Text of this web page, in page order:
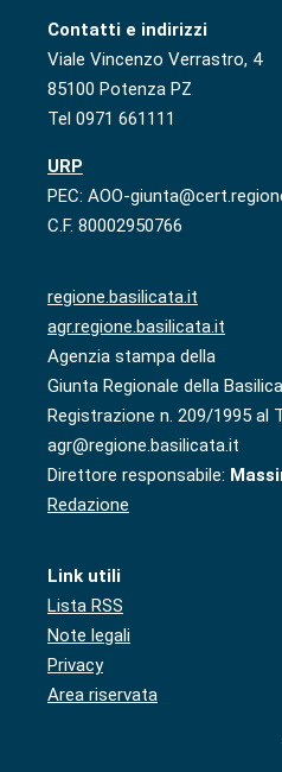
Contatti e indirizzi
Viale Vincenzo Verrastro, 4
85100 Potenza PZ
Tel 0971 661111
URP
PEC: AOO-
C.F. 80002950766
regione.basilicata.it
agr.regione.basilicata.it
Agenzia stampa della
Giunta Regionale della
Registrazione n. 209/1995 al
agr@regione.basilicata.it
Direttore responsabile:
Redazione
Link utili
Lista RSS
Note legali
Privacy
Area riservata